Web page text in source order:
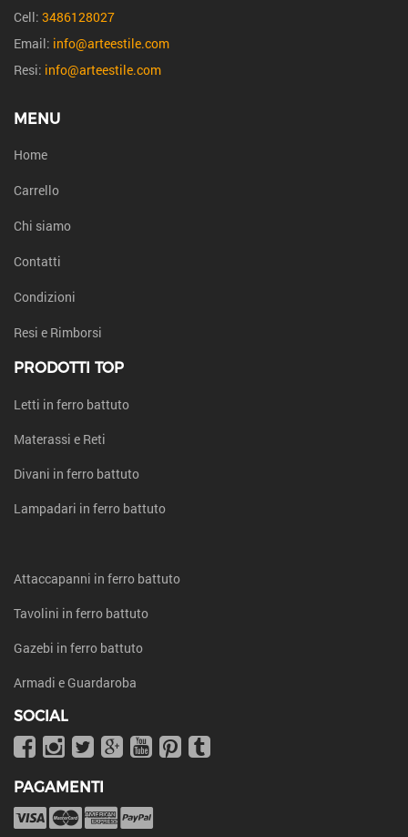
Cell: 3486128027
Email: info@arteestile.com
Resi: info@arteestile.com
MENU
Home
Carrello
Chi siamo
Contatti
Condizioni
Resi e Rimborsi
PRODOTTI TOP
Letti in ferro battuto
Materassi e Reti
Divani in ferro battuto
Lampadari in ferro battuto
Attaccapanni in ferro battuto
Tavolini in ferro battuto
Gazebi in ferro battuto
Armadi e Guardaroba
SOCIAL
PAGAMENTI